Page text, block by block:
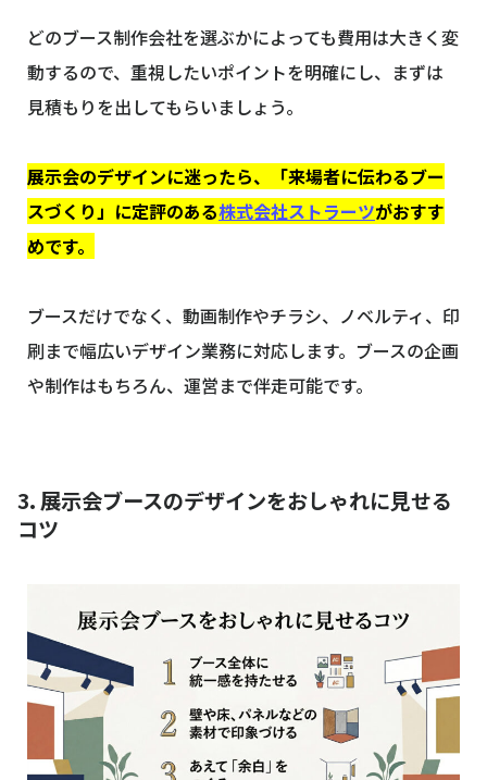
どのブース制作会社を選ぶかによっても費用は大きく変
動するので、重視したいポイントを明確にし、まずは
見積もりを出してもらいましょう。
展示会のデザインに迷ったら、「来場者に伝わるブー
スづくり」に定評のある株式会社ストラーツがおすす
めです。
ブースだけでなく、動画制作やチラシ、ノベルティ、印
刷まで幅広いデザイン業務に対応します。ブースの企画
や制作はもちろん、運営まで伴走可能です。
3. 展示会ブースのデザインをおしゃれに見せる
コツ